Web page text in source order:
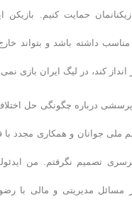
حمایت کنیم. بازیکن
کند، در لیگ ایران بازی نمی
درباره چگونگی حل اختلاف
ملی جوانان و همکاری مجدد با
تصمیم نگرفتم. من
مسائل مدیریتی و مالی با